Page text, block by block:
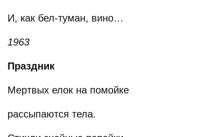
И, как бел-туман, вино…
1963
Праздник
Мертвых елок на помойке
рассыпаются тела.